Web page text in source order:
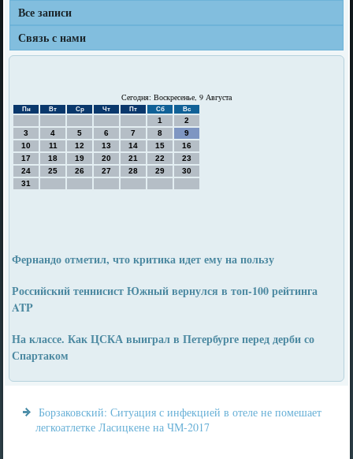
Все записи
Связь с нами
Сегодня: Воскресенье, 9 Августа
Пн Вт Ср Чт Пт Сб Вс
1
2
3
4 5 6 7 8
9
10
11 12 13 14 15
16
17
18 19 20 21 22
23
24
25 26 27 28 29
30
31
Фернандо отметил, что критика идет ему на пользу
Российский теннисист Южный вернулся в топ-100 рейтинга
ATP
На классе. Как ЦСКА выиграл в Петербурге перед дерби со
Спартаком
Борзаковский: Ситуация с инфекцией в отеле не помешает
легкоатлетке Ласицкене на ЧМ-2017